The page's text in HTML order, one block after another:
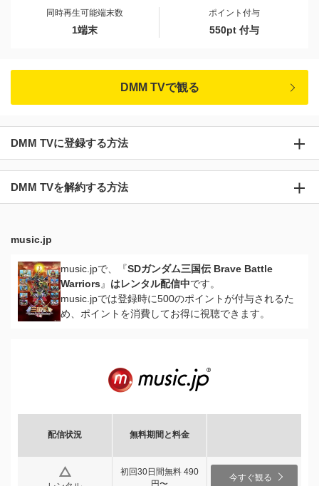
同時再生可能端末数
1端末
ポイント付与
550pt 付与
DMM TVで観る
DMM TVに登録する方法
DMM TVを解約する方法
music.jp
music.jpで、『SDガンダム三国伝 Brave Battle
Warriors 』 はレンタル配信中です。
music.jpでは登録時に500のポイントが付与されるた
め、ポイントを消費してお得に視聴できます。
配信状況 無料期間と料金
初回30日間無料 490
円〜
今すぐ観る